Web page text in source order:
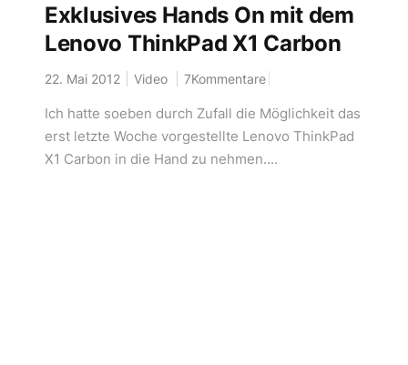
Exklusives Hands On mit dem
Lenovo ThinkPad X1 Carbon
22. Mai 2012 Video 7Kommentare
Ich hatte soeben durch Zufall die Möglichkeit das
erst letzte Woche vorgestellte Lenovo ThinkPad
X1 Carbon in die Hand zu nehmen....